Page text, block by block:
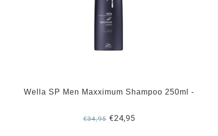
Wella SP Men Maxximum Shampoo 250ml -
€34,95€24,95